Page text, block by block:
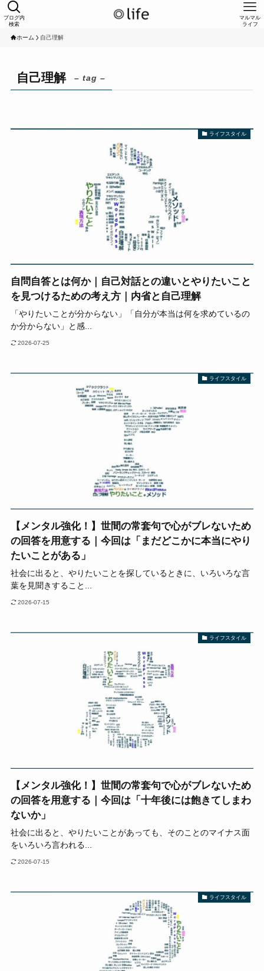
ブログ内
検索
マルマル
ライフ
ホーム 自己理解
自己理解 – tag –
ライフスタイル
自問自答とは何か｜自己対話との違いとやりたいこと
を見つけるための考え方｜内省と自己理解
「やりたいことが分からない」「自分が本当は何を求めているの
か分からない」と感...
2026-07-25
ライフスタイル
【メンタル強化！】世間の常套句で心がブレないため
の回答を用意する｜今回は「まだどこかに本当にやり
たいことがある」
社会に出ると、やりたいことを探しているときに、いろいろな言
葉を見聞きすること...
2026-07-15
ライフスタイル
【メンタル強化！】世間の常套句で心がブレないため
の回答を用意する｜今回は「十年後には飽きてしまわ
ないか」
社会に出ると、やりたいことがあっても、そのことのマイナス面
をいろいろ言われる...
2026-07-15
ライフスタイル